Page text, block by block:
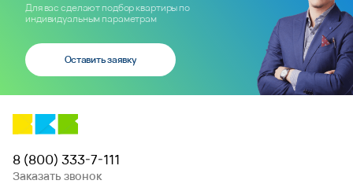
Для вас сделают подбор квартиры по
индивидуальным параметрам
Оставить заявку
8 (800) 333-7-111
Заказать звонок